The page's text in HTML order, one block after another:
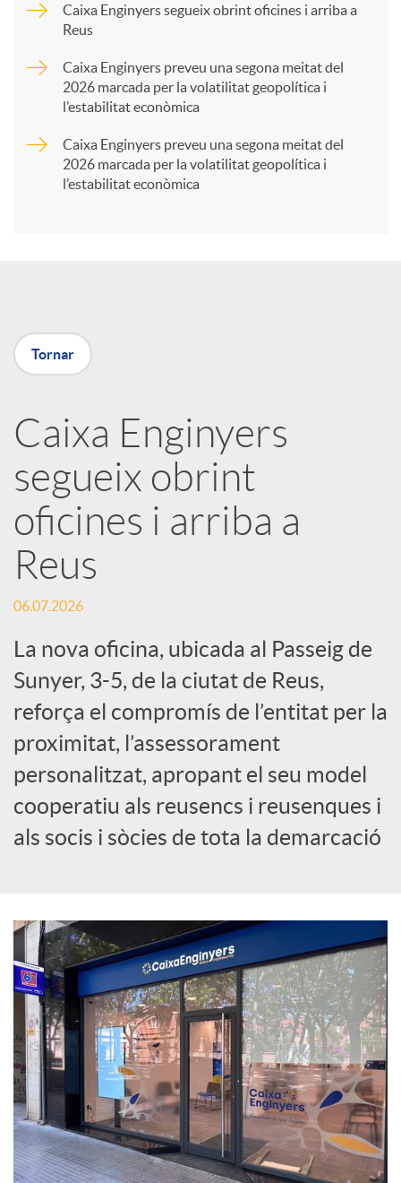
t
X
a
r
x
e
s
S
o
c
a
l
s
Caixa Enginyers segueix obrint oficines i arriba a
Reus
Caixa Enginyers preveu una segona meitat del
2026 marcada per la volatilitat geopolítica i
l’estabilitat econòmica
Caixa Enginyers preveu una segona meitat del
2026 marcada per la volatilitat geopolítica i
l’estabilitat econòmica
Tornar
Caixa Enginyers
segueix obrint
oficines i arriba a
Reus
06.07.2026
La nova oficina, ubicada al Passeig de
Sunyer, 3-5, de la ciutat de Reus,
reforça el compromís de l’entitat per la
proximitat, l’assessorament
personalitzat, apropant el seu model
cooperatiu als reusencs i reusenques i
als socis i sòcies de tota la demarcació